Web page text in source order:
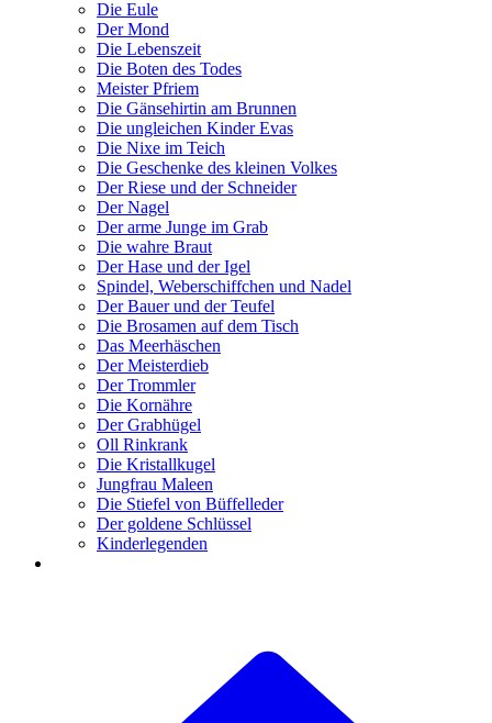
Die Eule
Der Mond
Die Lebenszeit
Die Boten des Todes
Meister Pfriem
Die Gänsehirtin am Brunnen
Die ungleichen Kinder Evas
Die Nixe im Teich
Die Geschenke des kleinen Volkes
Der Riese und der Schneider
Der Nagel
Der arme Junge im Grab
Die wahre Braut
Der Hase und der Igel
Spindel, Weberschiffchen und Nadel
Der Bauer und der Teufel
Die Brosamen auf dem Tisch
Das Meerhäschen
Der Meisterdieb
Der Trommler
Die Kornähre
Der Grabhügel
Oll Rinkrank
Die Kristallkugel
Jungfrau Maleen
Die Stiefel von Büffelleder
Der goldene Schlüssel
Kinderlegenden